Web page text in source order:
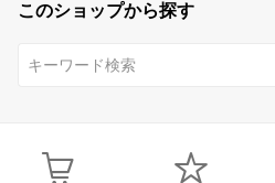
このショップから探す